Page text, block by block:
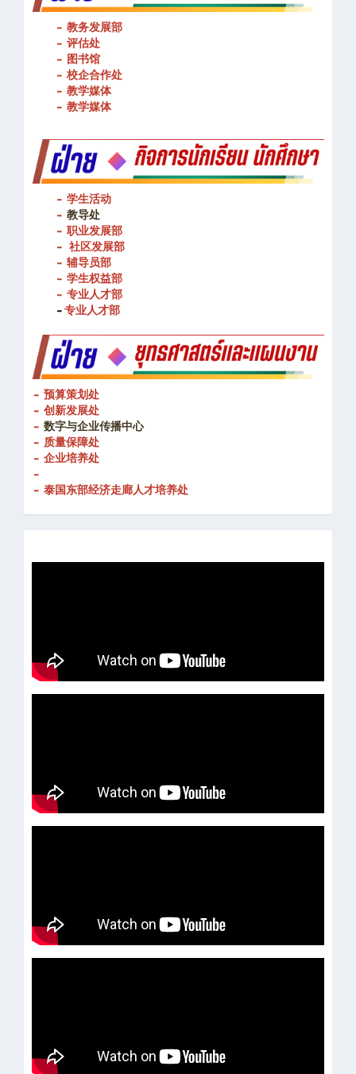
- 教务发展部
- 评估处
- 图书馆
- 校企合作处
- 教学媒体
- 教学媒体
- 学生活动
- 教导处
- 职业发展部
- 社区发展部
- 辅导员部
- 学生权益部
- 专业人才部
-专业人才部
- 预算策划处
- 创新发展处
- 数字与企业传播中心
- 质量保障处
- 企业培养处
-
- 泰国东部经济走廊人才培养处